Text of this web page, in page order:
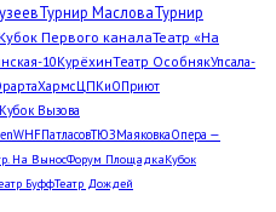
Турнир МасловаТурнир
Первого каналаТеатр «На
10КурёхинТеатр ОсобнякУпсала-
ХармсЦПКиОПриют
Кубок Вызова
WHFПатласовТЮЗМаяковкаОпера —
На ВыносФорум ПлощадкаКубок
БуффТеатр Дождей